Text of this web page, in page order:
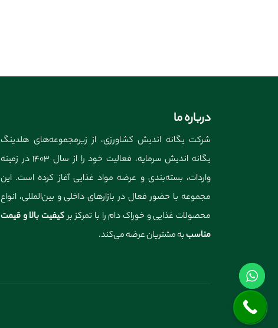
درباره ما
شرکت یگانه اندیش کشاورزی، از زیرمجموعه‌های هلدینگ
یگانه اندیش سرمایه، فعالیت خود را از سال ۱۴۰۳ در زمینه
واردات، بسته‌بندی و عرضه مواد غذایی آغاز کرده است. این
مجموعه با حضور فعال در بازارهای داخلی و بین‌المللی، انواع
محصولات غذایی و خوراک دام را با تمرکز برکیفیت بالا و قیمت
مناسببه مشتریان عرضه می‌کند.